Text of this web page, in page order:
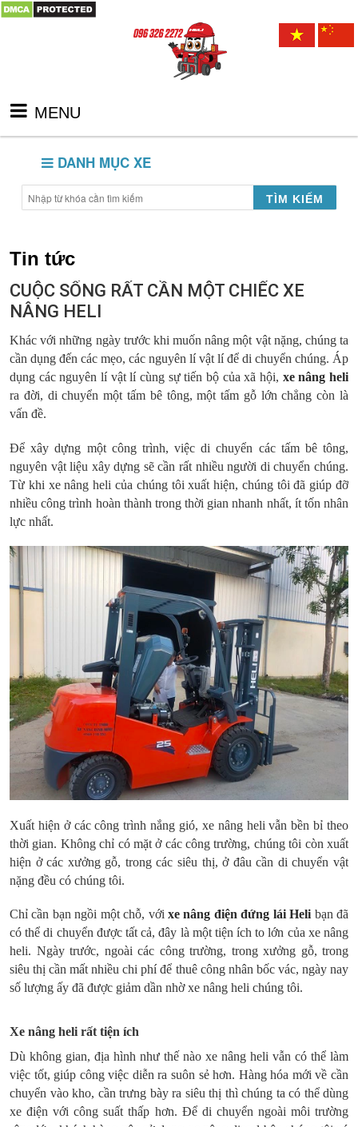
MENU
DANH MỤC XE
TÌM KIẾM
Tin tức
CUỘC SỐNG RẤT CẦN MỘT CHIẾC XE
NÂNG HELI
Khác với những ngày trước khi muốn nâng một vật nặng, chúng ta
cần dụng đến các mẹo, các nguyên lí vật lí để di chuyển chúng. Áp
dụng các nguyên lí vật lí cùng sự tiến bộ của xã hội, xe nâng heli
ra đời, di chuyển một tấm bê tông, một tấm gỗ lớn chẳng còn là
vấn đề.
Để xây dựng một công trình, việc di chuyển các tấm bê tông,
nguyên vật liệu xây dựng sẽ cần rất nhiều người di chuyển chúng.
Từ khi xe nâng heli của chúng tôi xuất hiện, chúng tôi đã giúp đỡ
nhiều công trình hoàn thành trong thời gian nhanh nhất, ít tốn nhân
lực nhất.
Xuất hiện ở các công trình nắng gió, xe nâng heli vẫn bền bỉ theo
thời gian. Không chỉ có mặt ở các công trường, chúng tôi còn xuất
hiện ở các xưởng gỗ, trong các siêu thị, ở đâu cần di chuyển vật
nặng đều có chúng tôi.
Chỉ cần bạn ngồi một chỗ, với xe nâng điện đứng lái Heli bạn đã
có thể di chuyển được tất cả, đây là một tiện ích to lớn của xe nâng
heli. Ngày trước, ngoài các công trường, trong xưởng gỗ, trong
siêu thị cần mất nhiều chi phí để thuê công nhân bốc vác, ngày nay
số lượng ấy đã được giảm dần nhờ xe nâng heli chúng tôi.
Xe nâng heli rất tiện ích
Dù không gian, địa hình như thế nào xe nâng heli vẫn có thể làm
việc tốt, giúp công việc diễn ra suôn sẻ hơn. Hàng hóa mới về cần
chuyển vào kho, cần trưng bày ra siêu thị thì chúng ta có thể dùng
xe điện với công suất thấp hơn. Để di chuyển ngoài môi trường